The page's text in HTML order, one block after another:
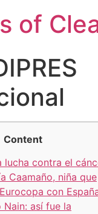
of
Content
lucha contra el
Caamaño, niña que
con
Nain: así fue la